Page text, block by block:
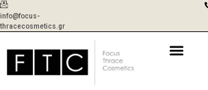
info@focus-
thracecosmetics.gr
μεταφορικά για